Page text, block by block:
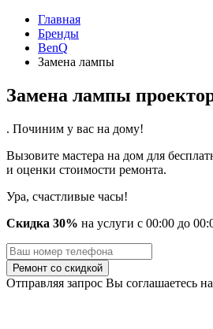
Главная
Бренды
BenQ
Замена лампы
Замена лампы
. Починим у вас на дому!
Вызовите мастера на дом для
и оценки стоимости ремонта.
Ура, счастливые часы!
Скидка 30% на услуги с 00:00 до 00
Отправляя запрос Вы соглашаетесь